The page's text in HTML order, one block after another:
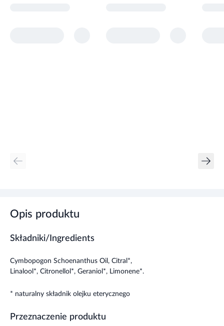
Opis produktu
Składniki/Ingredients
Cymbopogon Schoenanthus Oil, Citral*,
Linalool*, Citronellol*, Geraniol*, Limonene*.
* naturalny składnik olejku eterycznego
Przeznaczenie produktu